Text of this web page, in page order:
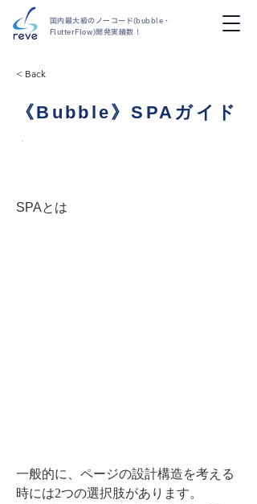
国内最大級のノーコード(bubble・
FlutterFlow)開発実績数！
< Back
《Bubble》SPAガイド
SPAとは
一般的に、ページの設計構造を考える
時には2つの選択肢があります。